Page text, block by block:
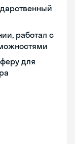
работал с
для